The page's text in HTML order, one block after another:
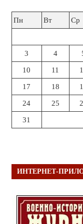
Пн
Вт Ср
3 4
10 11
17 18
24 25
31
ИНТЕРНЕТ-